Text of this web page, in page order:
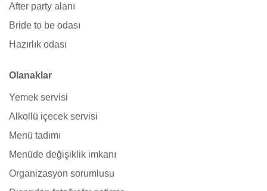
After party alanı
Bride to be odası
Hazırlık odası
Olanaklar
Yemek servisi
Alkollü içecek servisi
Menü tadımı
Menüde değişiklik imkanı
Organizasyon sorumlusu